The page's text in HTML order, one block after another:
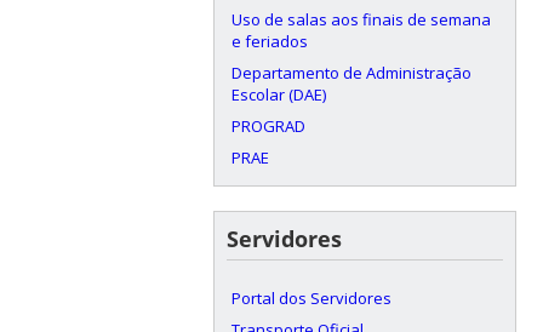
Uso de salas aos finais de semana
e feriados
Departamento de Administração
Escolar (DAE)
PROGRAD
PRAE
Servidores
Portal dos Servidores